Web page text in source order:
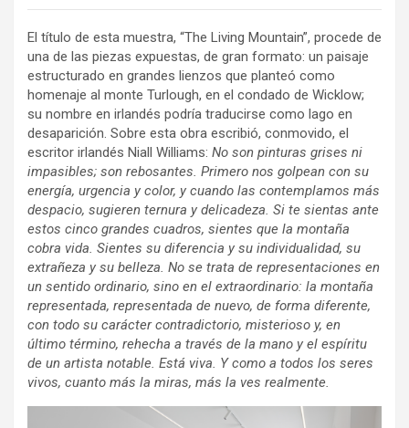
El título de esta muestra, “The Living Mountain”, procede de
una de las piezas expuestas, de gran formato: un paisaje
estructurado en grandes lienzos que planteó como
homenaje al monte Turlough, en el condado de Wicklow;
su nombre en irlandés podría traducirse como lago en
desaparición. Sobre esta obra escribió, conmovido, el
escritor irlandés Niall Williams: No son pinturas grises ni
impasibles; son rebosantes. Primero nos golpean con su
energía, urgencia y color, y cuando las contemplamos más
despacio, sugieren ternura y delicadeza. Si te sientas ante
estos cinco grandes cuadros, sientes que la montaña
cobra vida. Sientes su diferencia y su individualidad, su
extrañeza y su belleza. No se trata de representaciones en
un sentido ordinario, sino en el extraordinario: la montaña
representada, representada de nuevo, de forma diferente,
con todo su carácter contradictorio, misterioso y, en
último término, rehecha a través de la mano y el espíritu
de un artista notable. Está viva. Y como a todos los seres
vivos, cuanto más la miras, más la ves realmente.